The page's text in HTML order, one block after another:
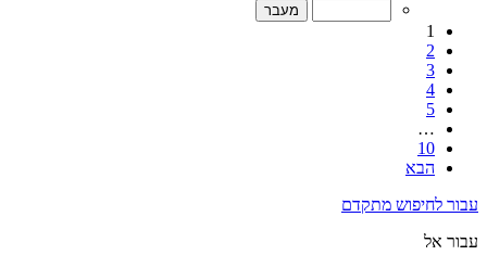
1
2
3
4
5
…
10
הבא
עבור לחיפוש מתקדם
עבור אל